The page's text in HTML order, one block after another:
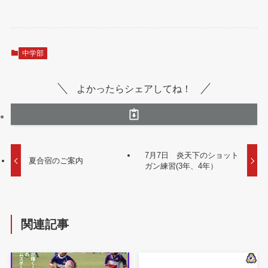
中学部
よかったらシェアしてね！
夏合宿のご案内
7月7日 炎天下のショット
ガン練習(3年、4年）
関連記事